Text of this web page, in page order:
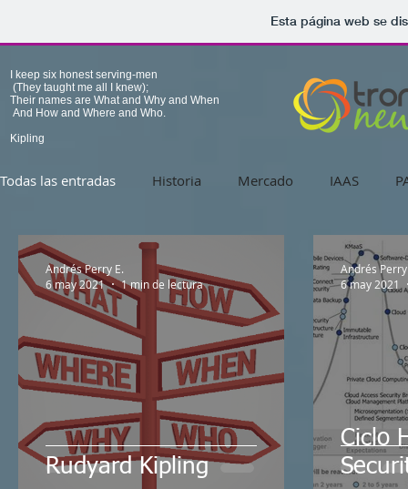
Esta página web se
Todas las entradas Historia Mercado IAAS
Rudyard Kipling
Andrés Perry E.
6 may 2021
1 min de lectura
Ciclo
Andrés Perry
6 may 2021
I keep six honest serving-men
(They taught me all I knew);
Their names are What and Why and When
And How and Where and Who.
Kipling